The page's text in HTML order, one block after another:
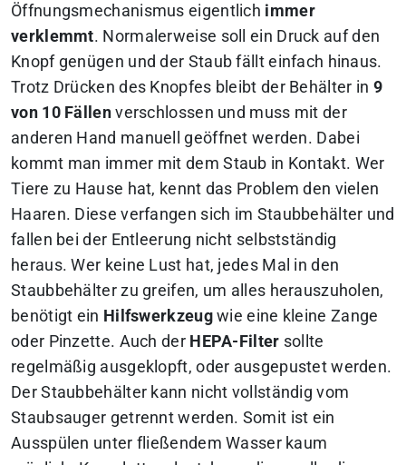
Öffnungsmechanismus eigentlich immer
verklemmt. Normalerweise soll ein Druck auf den
Knopf genügen und der Staub fällt einfach hinaus.
Trotz Drücken des Knopfes bleibt der Behälter in 9
von 10 Fällenverschlossen und muss mit der
anderen Hand manuell geöffnet werden. Dabei
kommt man immer mit dem Staub in Kontakt. Wer
Tiere zu Hause hat, kennt das Problem den vielen
Haaren. Diese verfangen sich im Staubbehälter und
fallen bei der Entleerung nicht selbstständig
heraus. Wer keine Lust hat, jedes Mal in den
Staubbehälter zu greifen, um alles herauszuholen,
benötigt ein Hilfswerkzeugwie eine kleine Zange
oder Pinzette. Auch derHEPA-Filter sollte
regelmäßig ausgeklopft, oder ausgepustet werden.
Der Staubbehälter kann nicht vollständig vom
Staubsauger getrennt werden. Somit ist ein
Ausspülen unter fließendem Wasser kaum